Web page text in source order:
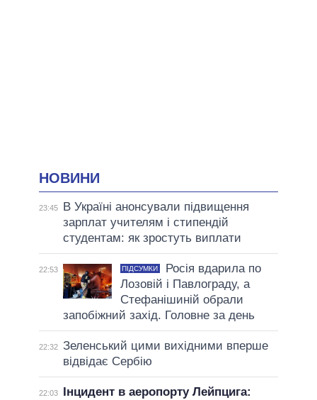
НОВИНИ
23:45
В Україні анонсували підвищення
зарплат учителям і стипендій
студентам: як зростуть виплати
22:53 ПІДСУМКИ
Росія вдарила по
Лозовій і Павлограду, а
Стефанішиній обрали
запобіжний захід. Головне за день
22:32 Зеленський цими вихідними вперше
відвідає Сербію
22:03
Інцидент в аеропорту Лейпцига: